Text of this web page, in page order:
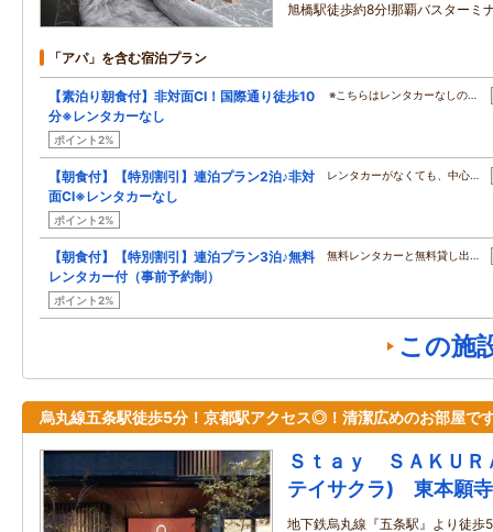
旭橋駅徒歩約8分!那覇バスターミ
「アパ」を含む宿泊プラン
【素泊り朝食付】非対面CI！国際通り徒歩10
分※レンタカーなし
ポイント2%
※こちらはレンタカーなしの…
【朝食付】【特別割引】連泊プラン2泊♪非対
面CI※レンタカーなし
ポイント2%
レンタカーがなくても、中心…
【朝食付】【特別割引】連泊プラン3泊♪無料
レンタカー付（事前予約制）
ポイント2%
無料レンタカーと無料貸し出…
この施
烏丸線五条駅徒歩5分！京都駅アクセス◎！清潔広めのお部屋で
Ｓｔａｙ ＳＡＫＵ
テイサクラ) 東本願寺
地下鉄烏丸線『五条駅』より徒歩